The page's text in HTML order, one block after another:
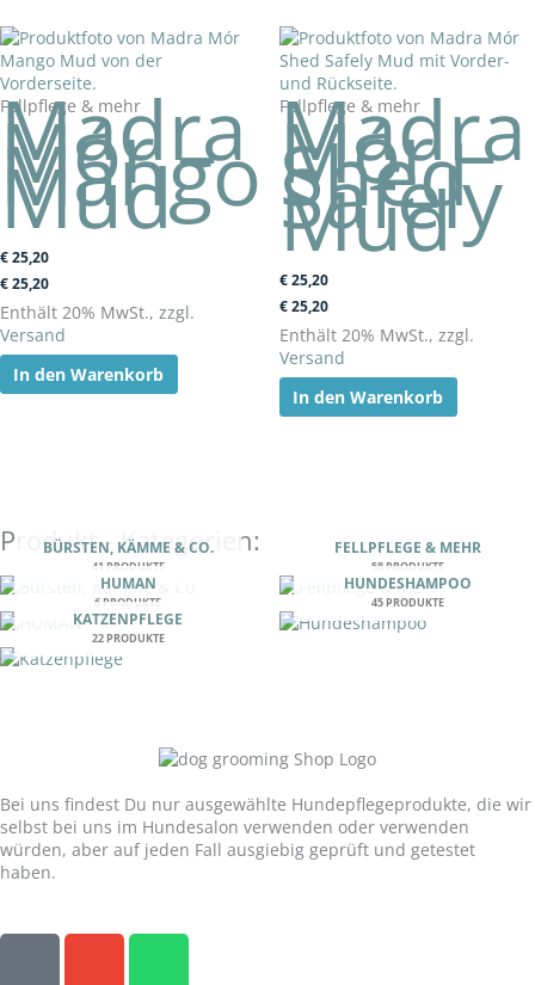
Fellpflege & mehr
Madra
Mór –
Mango
Mud
€25,20
€25,20
Enthält 20% MwSt., zzgl.
Versand
In den Warenkorb
Fellpflege & mehr
Madra
Mór –
Shed
Safely
Mud
€25,20
€25,20
Enthält 20% MwSt., zzgl.
Versand
In den Warenkorb
Produkt - Kategorien:
BÜRSTEN, KÄMME & CO.
41 PRODUKTE
FELLPFLEGE & MEHR
58 PRODUKTE
HUMAN
6 PRODUKTE
HUNDESHAMPOO
45 PRODUKTE
KATZENPFLEGE
22 PRODUKTE
Bei uns findest Du nur ausgewählte Hundepflegeprodukte, die wir
selbst bei uns im Hundesalon verwenden oder verwenden
würden, aber auf jeden Fall ausgiebig geprüft und getestet
haben.
P E W